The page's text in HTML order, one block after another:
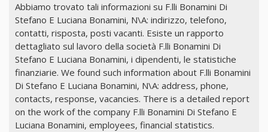
Abbiamo trovato tali informazioni su F.lli Bonamini Di
Stefano E Luciana Bonamini, N\A: indirizzo, telefono,
contatti, risposta, posti vacanti. Esiste un rapporto
dettagliato sul lavoro della società F.lli Bonamini Di
Stefano E Luciana Bonamini, i dipendenti, le statistiche
finanziarie. We found such information about F.lli Bonamini
Di Stefano E Luciana Bonamini, N\A: address, phone,
contacts, response, vacancies. There is a detailed report
on the work of the company F.lli Bonamini Di Stefano E
Luciana Bonamini, employees, financial statistics.